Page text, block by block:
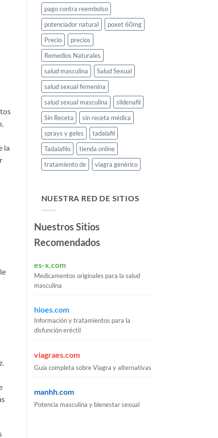
la
pago contra reembolso
potenciador natural
poxet 60mg
Precio
precios
Remedios Naturales
salud masculina
Salud Sexual
salud sexual femenina
salud sexual masculina
sildenafil
Sin Receta
sin receta médica
sprays y geles
tadalafil
Tadalafilo
tienda online
tratamiento de
viagra genérico
NUESTRA RED DE SITIOS
Nuestros Sitios
Recomendados
es-x.com
Medicamentos originales para la salud
masculina
hioes.com
Información y tratamientos para la
disfunción eréctil
viagraes.com
Guía completa sobre Viagra y alternativas
manhh.com
Potencia masculina y bienestar sexual